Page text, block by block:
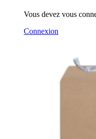
Vous devez vous
Connexion